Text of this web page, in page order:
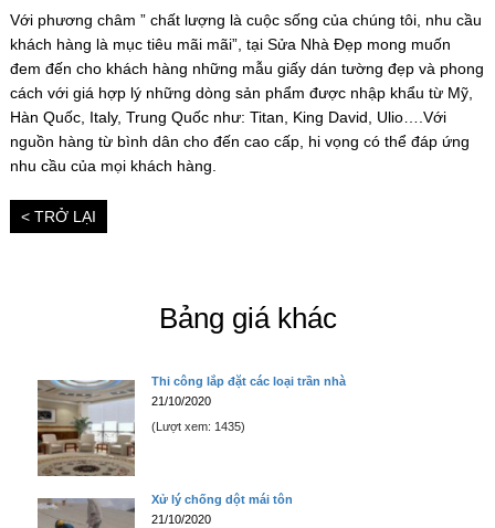
Với phương châm ” chất lượng là cuộc sống của chúng tôi, nhu cầu
khách hàng là mục tiêu mãi mãi”, tại Sửa Nhà Đẹp mong muốn
đem đến cho khách hàng những mẫu giấy dán tường đẹp và phong
cách với giá hợp lý những dòng sản phẩm được nhập khẩu từ Mỹ,
Hàn Quốc, Italy, Trung Quốc như: Titan, King David, Ulio….Với
nguồn hàng từ bình dân cho đến cao cấp, hi vọng có thể đáp ứng
nhu cầu của mọi khách hàng.
< TRỞ LẠI
Bảng giá khác
Thi công lắp đặt các loại trần nhà
21/10/2020
(Lượt xem: 1435)
Xử lý chống dột mái tôn
21/10/2020